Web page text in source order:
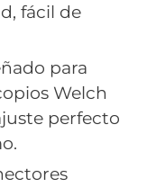
fácil de
para
Welch
perfecto